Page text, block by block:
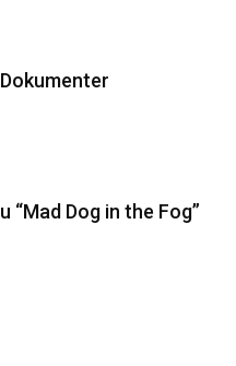
“Mad Dog in the Fog”